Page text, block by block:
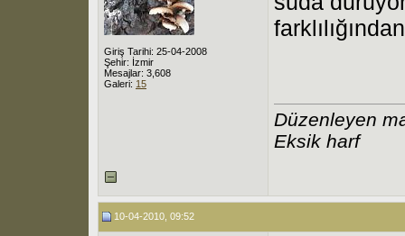
Giriş Tarihi: 25-04-2008
Şehir: İzmir
Mesajlar: 3,608
Galeri: 15
Düzenleyen
Eksik harf
10-04-2010, 09:52